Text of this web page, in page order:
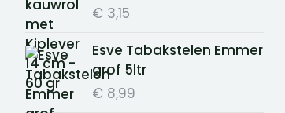
€ 3,15
Esve Tabakstelen Emmer
grof 5ltr
€ 8,99